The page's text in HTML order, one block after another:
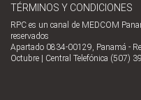
TÉRMINOS Y CONDICIONES
RPC es un canal de MEDCOM
reservados
Apartado 0834-00129, Panamá -
Octubre | Central Telefónica (507)